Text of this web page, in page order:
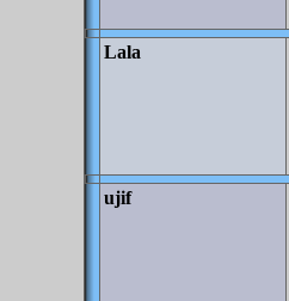
Lala
ujif